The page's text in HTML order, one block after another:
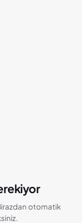
otomatik